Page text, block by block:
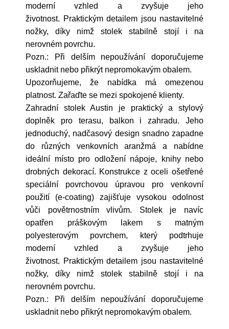
moderní vzhled a zvyšuje jeho
životnost. Praktickým detailem jsou nastavitelné
nožky, díky nimž stolek stabilně stojí i na
nerovném povrchu.
Pozn.: Při delším nepoužívání doporučujeme
uskladnit nebo přikrýt nepromokavým obalem.
Upozorňujeme, že nabídka má omezenou
platnost. Zařaďte se mezi spokojené klienty.
Zahradní stolek Austin je praktický a stylový
doplněk pro terasu, balkon i zahradu. Jeho
jednoduchý, nadčasový design snadno zapadne
do různých venkovních aranžmá a nabídne
ideální místo pro odložení nápoje, knihy nebo
drobných dekorací. Konstrukce z oceli ošetřené
speciální povrchovou úpravou pro venkovní
použití (e-coating) zajišťuje vysokou odolnost
vůči povětrnostním vlivům. Stolek je navíc
opatřen práškovým lakem s matným
polyesterovým povrchem, který podtrhuje
moderní vzhled a zvyšuje jeho
životnost. Praktickým detailem jsou nastavitelné
nožky, díky nimž stolek stabilně stojí i na
nerovném povrchu.
Pozn.: Při delším nepoužívání doporučujeme
uskladnit nebo přikrýt nepromokavým obalem.